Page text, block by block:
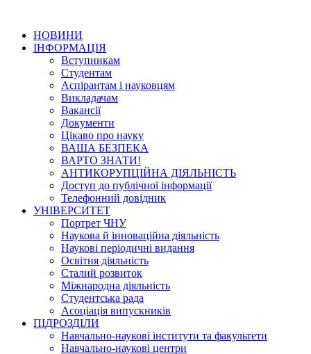
НОВИНИ
ІНФОРМАЦІЯ
Вступникам
Студентам
Аспірантам і науковцям
Викладачам
Вакансії
Документи
Цікаво про науку
ВАША БЕЗПЕКА
ВАРТО ЗНАТИ!
АНТИКОРУПЦІЙНА ДІЯЛЬНІСТЬ
Доступ до публічної інформації
Телефонний довідник
УНІВЕРСИТЕТ
Портрет ЧНУ
Наукова й інноваційна діяльність
Наукові періодичні видання
Освітня діяльність
Сталий розвиток
Міжнародна діяльність
Студентська рада
Асоціація випускників
ПІДРОЗДІЛИ
Навчально-наукові інститути та факультети
Навчально-наукові центри